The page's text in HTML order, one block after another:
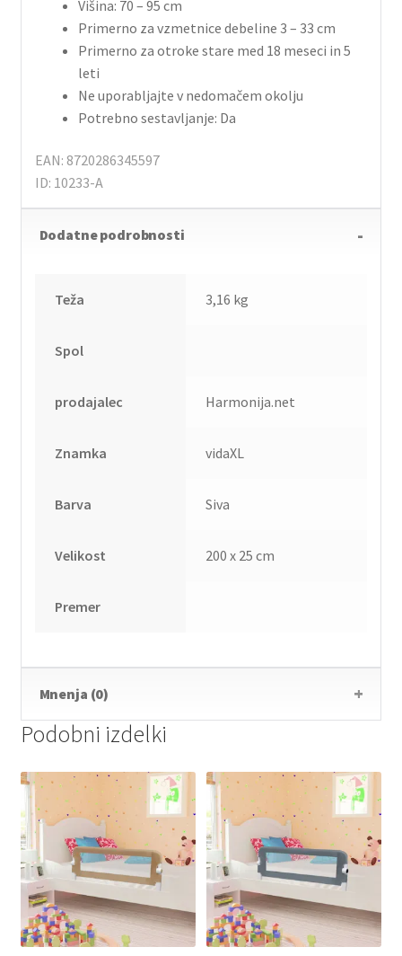
Višina: 70 – 95 cm
Primerno za vzmetnice debeline 3 – 33 cm
Primerno za otroke stare med 18 meseci in 5
leti
Ne uporabljajte v nedomačem okolju
Potrebno sestavljanje: Da
EAN: 8720286345597
ID: 10233-A
Dodatne podrobnosti
Teža 3,16 kg
Spol
prodajalec Harmonija.net
Znamka vidaXL
Barva Siva
Velikost 200 x 25 cm
Premer
Mnenja (0)
Podobni izdelki